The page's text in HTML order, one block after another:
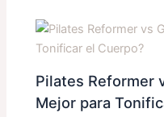
Pilates Reformer
Mejor para